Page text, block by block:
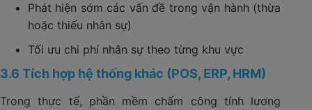
Phát hiện sớm các vấn đề trong vận hành (thừa
hoặc thiếu nhân sự)
Tối ưu chi phí nhân sự theo từng khu vực
3.6 Tích hợp hệ thống khác (POS, ERP, HRM)
Trong thực tế, phần mềm chấm công tính lương